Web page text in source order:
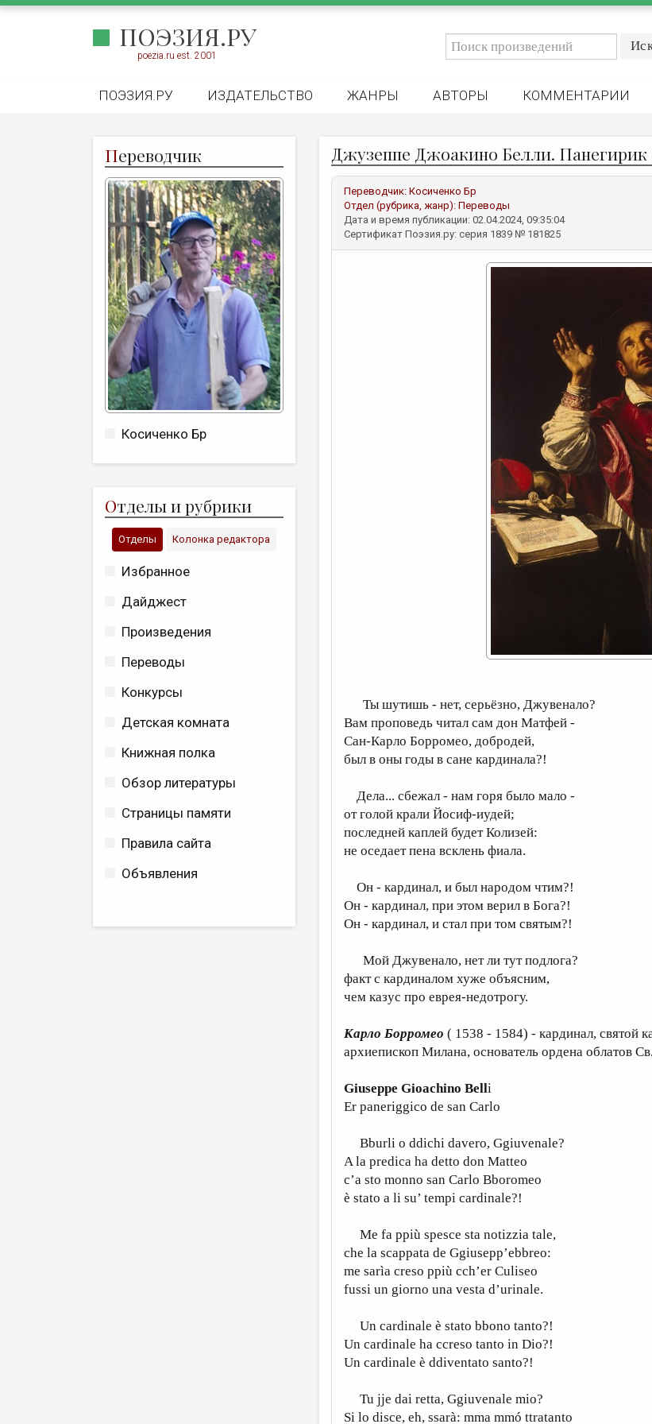
ПОЭЗИЯ.РУ
poezia.ru est. 2001
ПОЭЗИЯ.РУ ИЗДАТЕЛЬСТВО ЖАНРЫ АВТОРЫ КОММЕНТАРИИ
Переводчик
Косиченко Бр
Отделы и рубрики
Отделы Колонка редактора
Избранное
Дайджест
Произведения
Переводы
Конкурсы
Детская комната
Книжная полка
Обзор литературы
Страницы памяти
Правила сайта
Объявления
Джузеппе Джоакино Белли.
Переводчик: Косиченко Бр
Отдел (рубрика, жанр): Переводы
Дата и время публикации: 02.04.2024, 09:35:04
Сертификат Поэзия.ру: серия 1839 № 181825
Ты шутишь - нет, серьёзно, Джувенало?
Вам проповедь читал сам дон Матфей -
Сан-Карло Борромео, добродей,
был в оны годы в сане кардинала?!
Дела... сбежал - нам горя было мало -
от голой крали Йосиф-иудей;
последней каплей будет Колизей:
не оседает пена всклень фиала.
Он - кардинал, и был народом чтим?!
Он - кардинал, при этом верил в Бога?!
Он - кардинал, и стал при том святым?!
Мой Джувенало, нет ли тут подлога?
факт с кардиналом хуже объясним,
чем казус про еврея-недотрогу.
Карло Борромео ( 1538 - 1584) - кардинал, святой
архиепископ Милана, основатель ордена облатов
Giuseppe Gioachino Belli
Er paneriggico de san Carlo
Bburli o ddichi davero, Ggiuvenale?
A la predica ha detto don Matteo
c’a sto monno san Carlo Bboromeo
è stato a li su’ tempi cardinale?!
Me fa ppiù spesce sta notizzia tale,
che la scappata de Ggiusepp’ebbreo:
me sarìa creso ppiù cch’er Culiseo
fussi un giorno una vesta d’urinale.
Un cardinale è stato bbono tanto?!
Un cardinale ha ccreso tanto in Dio?!
Un cardinale è ddiventato santo?!
Tu jje dai retta, Ggiuvenale mio?
Si lo disce, eh, ssarà: mma mmó ttratanto